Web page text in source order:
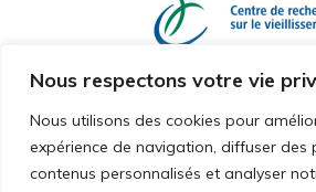
Nous respectons votre vie
Nous utilisons des cookies pour
expérience de navigation, diffuser des
contenus personnalisés et analyser